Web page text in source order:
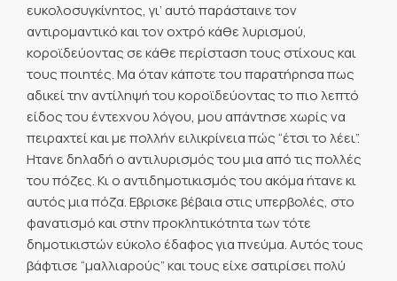
ευκολοσυγκίνητος, γι’ αυτό παράσταινε τον
αντιρομαντικό και τον οχτρό κάθε λυρισμού,
κοροϊδεύοντας σε κάθε περίσταση τους στίχους και
τους ποιητές. Μα όταν κάποτε του παρατήρησα πως
αδικεί την αντίληψή του κοροϊδεύοντας το πιο λεπτό
είδος του έντεχνου λόγου, μου απάντησε χωρίς να
πειραχτεί και με πολλήν ειλικρίνεια πώς “έτσι το λέει”.
Ητανε δηλαδή ο αντιλυρισμός του μια από τις πολλές
του πόζες. Κι ο αντιδημοτικισμός του ακόμα ήτανε κι
αυτός μια πόζα. Εβρισκε βέβαια στις υπερβολές, στο
φανατισμό και στην προκλητικότητα των τότε
δημοτικιστών εύκολο έδαφος για πνεύμα. Αυτός τους
βάφτισε “μαλλιαρούς” και τους είχε σατιρίσει πολύ